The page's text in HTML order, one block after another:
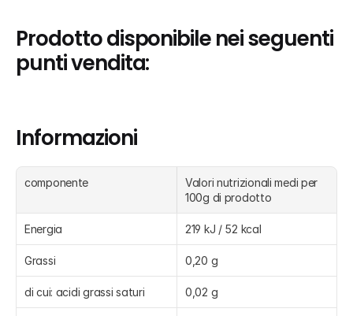
Prodotto disponibile nei seguenti
punti vendita:
Informazioni
componente
Valori nutrizionali medi per
100g di prodotto
Energia 219 kJ / 52 kcal
Grassi 0,20 g
di cui: acidi grassi saturi 0,02 g